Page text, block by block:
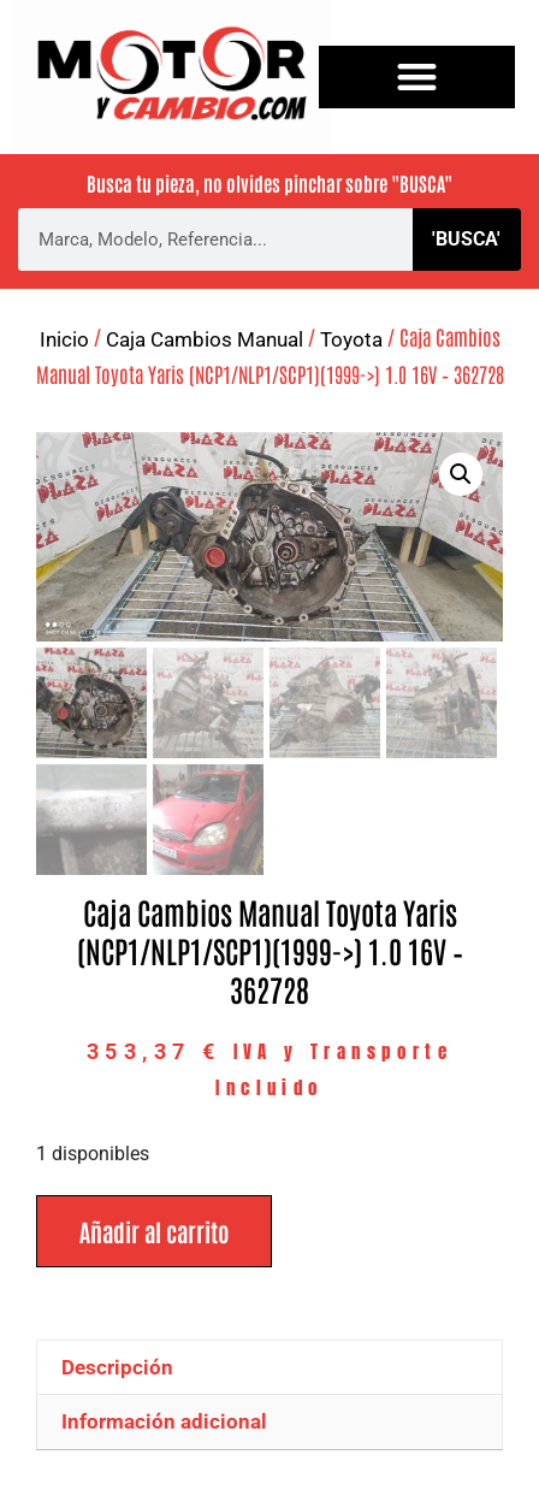
Busca tu pieza, no olvides pinchar sobre "BUSCA"
'BUSCA'
Inicio / Caja Cambios Manual / Toyota / Caja Cambios
Manual Toyota Yaris (NCP1/NLP1/SCP1)(1999->) 1.0 16V – 362728
Caja Cambios Manual Toyota Yaris
(NCP1/NLP1/SCP1)(1999->) 1.0 16V –
362728
353,37 €
IVA y Transporte
Incluido
1 disponibles
Añadir al carrito
Descripción
Información adicional